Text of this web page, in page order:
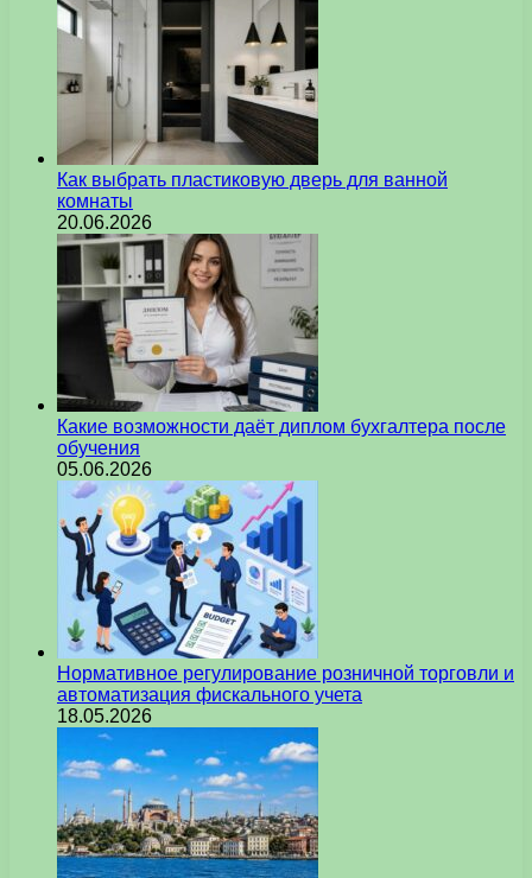
Как выбрать пластиковую дверь для ванной
комнаты
20.06.2026
Какие возможности даёт диплом бухгалтера после
обучения
05.06.2026
Нормативное регулирование розничной торговли и
автоматизация фискального учета
18.05.2026